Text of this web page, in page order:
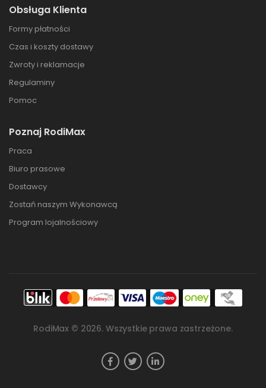
Obsługa Klienta
Formy płatności
Czas i koszty dostawy
Zwroty i reklamacje
Regulaminy
Pomoc
Poznaj RodiMax
Praca
Biuro prasowe
Dostawcy
Zostań naszym Wykonawcą
Program lojalnościowy
RodiMax © 2026. Wszystkie prawa zastrzeżone.